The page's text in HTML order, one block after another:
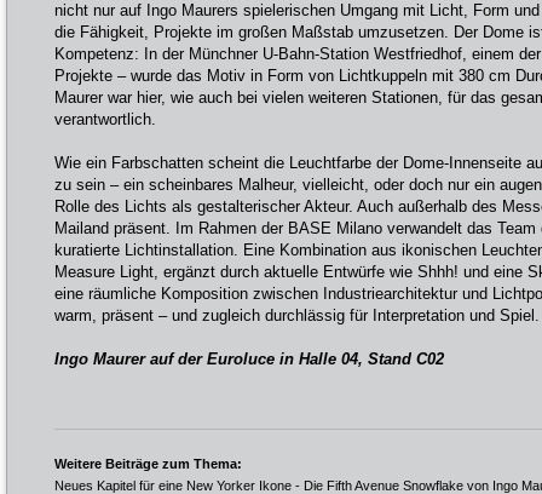
nicht nur auf Ingo Maurers spielerischen Umgang mit Licht, Form
die Fähigkeit, Projekte im großen Maßstab umzusetzen. Der Dome
Kompetenz: In der Münchner U-Bahn-Station Westfriedhof, einem
Projekte – wurde das Motiv in Form von Lichtkuppeln mit 380 cm
Maurer war hier, wie auch bei vielen weiteren Stationen, für das
verantwortlich.
Wie ein Farbschatten scheint die Leuchtfarbe der Dome-Innenseite
zu sein – ein scheinbares Malheur, vielleicht, oder doch nur ein
Rolle des Lichts als gestalterischer Akteur. Auch außerhalb des
Mailand präsent. Im Rahmen der BASE Milano verwandelt das
kuratierte Lichtinstallation. Eine Kombination aus ikonischen
Measure Light, ergänzt durch aktuelle Entwürfe wie Shhh! und eine
eine räumliche Komposition zwischen Industriearchitektur und
warm, präsent – und zugleich durchlässig für Interpretation und Spiel.
Ingo Maurer auf der Euroluce in Halle 04, Stand C02
Weitere Beiträge zum Thema:
Neues Kapitel für eine New Yorker Ikone - Die Fifth Avenue Snowflake von Ingo